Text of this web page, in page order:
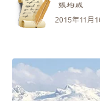
張均威
2015年11月